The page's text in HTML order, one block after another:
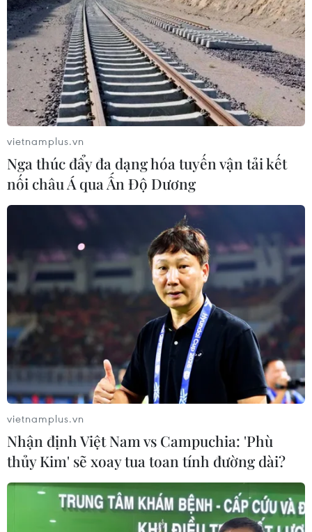
vietnamplus.vn
Nga thúc đẩy đa dạng hóa tuyến vận tải kết
nối châu Á qua Ấn Độ Dương
vietnamplus.vn
Nhận định Việt Nam vs Campuchia: 'Phù
thủy Kim' sẽ xoay tua toan tính đường dài?